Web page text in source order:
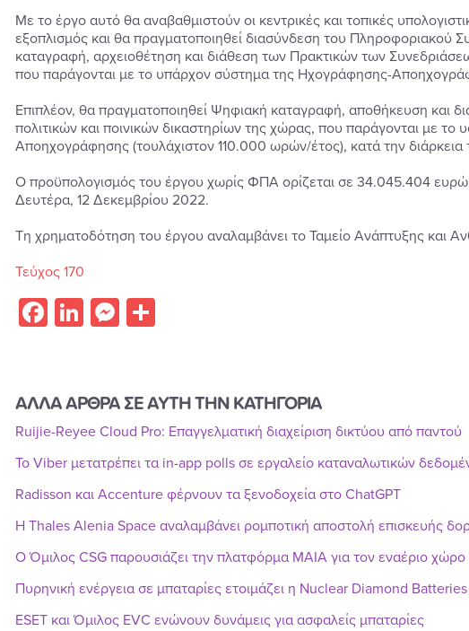
Με το έργο αυτό θα αναβαθμιστούν οι κεντρικές και τοπικές
εξοπλισμός και θα πραγματοποιηθεί διασύνδεση του Πληροφοριακού
καταγραφή, αρχειοθέτηση και διάθεση των Πρακτικών των
που παράγονται με το υπάρχον σύστημα της Ηχογράφησης-
Επιπλέον, θα πραγματοποιηθεί Ψηφιακή καταγραφή, αποθήκευση και
πολιτικών και ποινικών δικαστηρίων της χώρας, που παράγονται με
Αποηχογράφησης (τουλάχιστον 110.000 ωρών/έτος), κατά την διάρκεια
Ο προϋπολογισμός του έργου χωρίς ΦΠΑ ορίζεται σε 34.045.404 ευρώ
Δευτέρα, 12 Δεκεμβρίου 2022.
Τη χρηματοδότηση του έργου αναλαμβάνει το Ταμείο Ανάπτυξης και
Τεύχος 170
Facebook
LinkedIn
Messenger
Share
ΑΛΛΑ ΑΡΘΡΑ ΣΕ ΑΥΤΗ ΤΗΝ ΚΑΤΗΓΟΡΙΑ
Ruijie-Reyee Cloud Pro: Επαγγελματική διαχείριση δικτύου από παντού
Το Viber μετατρέπει τα in-app polls σε εργαλείο καταναλωτικών
Radisson και Accenture φέρνουν τα ξενοδοχεία στο ChatGPT
Η Thales Alenia Space αναλαμβάνει ρομποτική αποστολή επισκευής
Ο Όμιλος CSG παρουσιάζει την πλατφόρμα MAIA για τον εναέριο χώρο
Πυρηνική ενέργεια σε μπαταρίες ετοιμάζει η Nuclear Diamond Batteries
ESET και Όμιλος EVC ενώνουν δυνάμεις για ασφαλείς μπαταρίες